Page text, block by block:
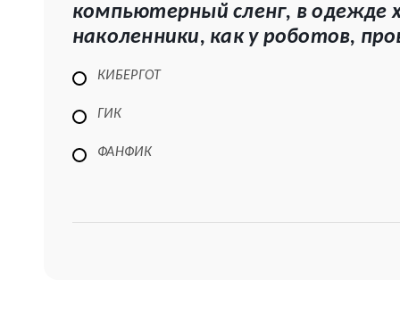
компьютерный сленг, в одежде
наколенники, как у роботов,
КИБЕРГОТ
ГИК
ФАНФИК